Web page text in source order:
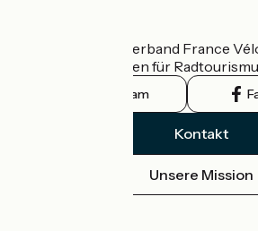
Der nationale Verband France
offizielle Leitfaden für
Instagram
Kontakt
Unsere Mission